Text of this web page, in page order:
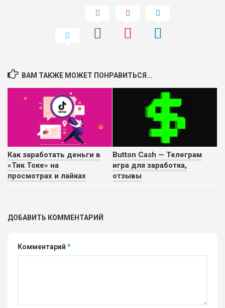
ВАМ ТАКЖЕ МОЖЕТ ПОНРАВИТЬСЯ...
Как заработать деньги в
«Тик Токе» на
просмотрах и лайках
Button Cash — Телеграм
игра для заработка,
отзывы
ДОБАВИТЬ КОММЕНТАРИЙ
Комментарий *